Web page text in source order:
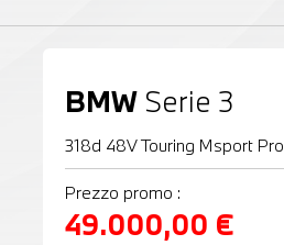
BMW Serie 3
318d 48V Touring Msport Pro
Prezzo promo :
49.000,00 €